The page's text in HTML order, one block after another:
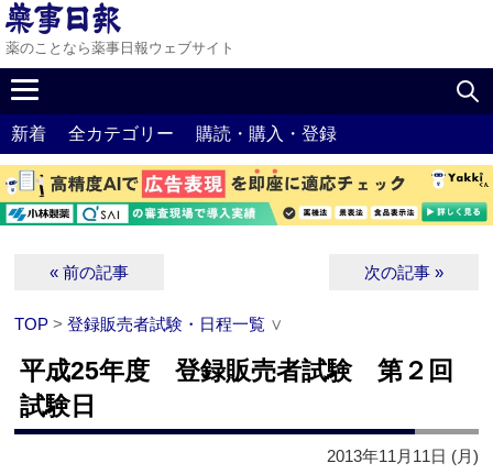
薬のことなら薬事日報ウェブサイト
新着 全カテゴリー 購読・購入・登録
« 前の記事 次の記事 »
TOP >登録販売者試験・日程一覧 ∨
平成25年度 登録販売者試験 第２回
試験日
2013年11月11日 (月)